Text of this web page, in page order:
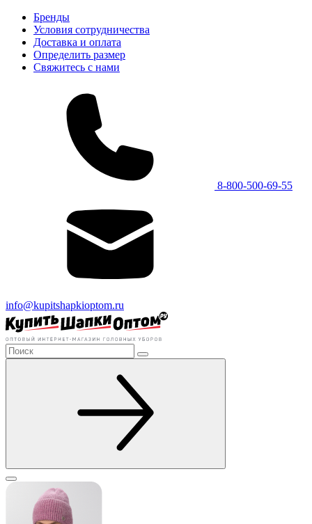
Бренды
Условия сотрудничества
Доставка и оплата
Определить размер
Свяжитесь с нами
8-800-500-69-55
info@kupitshapkioptom.ru